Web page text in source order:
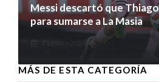
Messi descartó que
para sumarse a La Masia
MÁS DE ESTA CATEGORÍA